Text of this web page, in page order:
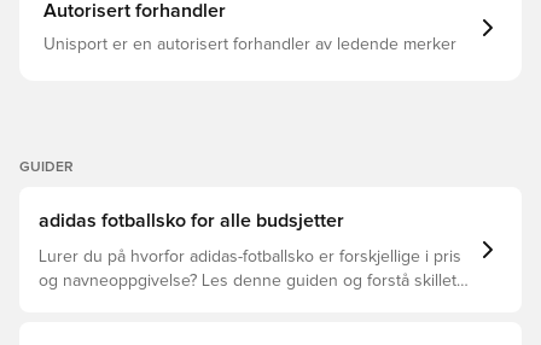
step out with confidence with adidas. Regular fit Laces
Synthetic and textile upper Synthetic sockliner Synthetic
Autorisert forhandler
Unisport er en autorisert forhandler av ledende merker
GUIDER
adidas fotballsko for alle budsjetter
Lurer du på hvorfor adidas-fotballsko er forskjellige i pris
og navneoppgivelse? Les denne guiden og forstå skillet